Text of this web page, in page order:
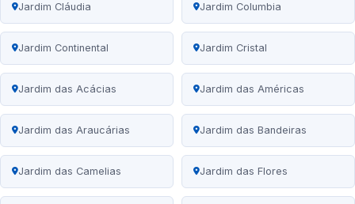
Jardim Cláudia Jardim Columbia
Jardim Continental Jardim Cristal
Jardim das Acácias Jardim das Américas
Jardim das Araucárias Jardim das Bandeiras
Jardim das Camelias Jardim das Flores